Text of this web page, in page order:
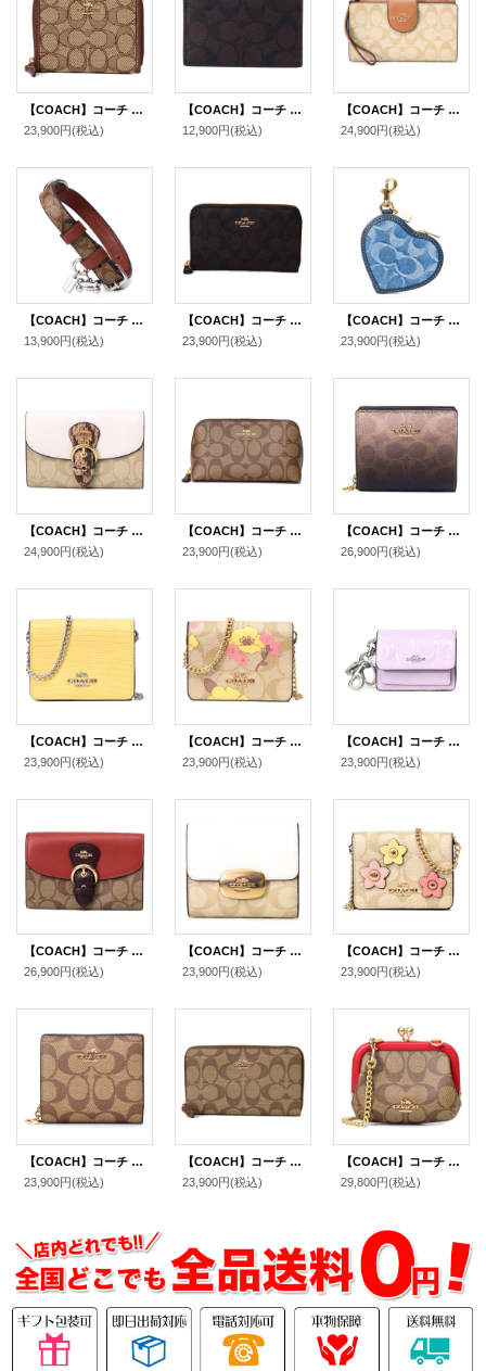
【COACH】コーチ ジャガード レザー シグネチャー ロゴ スモール ジップ アラウンド ウォレット 二つ折り 財布 カーキ×サドルマルチ〔日本未発売〕
23,900円(税込)
【COACH】コーチ コーティングキャンバス レザー シグネチャー ジップ カードケース コインケース 小銭入れ マホガニー×カーキ〔日本未発売〕
12,900円(税込)
【COACH】コーチ コーティングキャンバス レザー シグネチャー カラーブロック フォン iPhone スマホ テック ウォレット リストレット 財布 ライトカーキ×ライトサドル〔日本未発売〕
24,900円(税込)
【COACH】コーチ ドッグカラー キャンバス レザー シグネチャー スモール リーシュ 骨型 チャーム（犬の首輪）専用BOX付き カーキ×サドル〔日本未発売〕
13,900円(税込)
【COACH】コーチ コーティングキャンバス レザー シグネチャー ミディアム ジップ アラウンド ウォレット 財布 ブラウン×ブラック（日本未発売）
23,900円(税込)
【COACH】コーチ キーホルダー デニム レザー シグネチャー ハート型 ポーチ コインケース ドッグリーシュ バッグチャーム インディゴ（日本未発売）
23,900円(税込)
【COACH】コーチ コーティングキャンバス レザー シグネチャー スネーク パイソン クリオ ミディアム ウォレット 二つ折り財布 ライトカーキチャークマルチ（日本未発売）
24,900円(税込)
【COACH】コーチ コーティングキャンパス レザー シグネチャー コスメティック 化粧ポーチ カーキ×サドル（日本未発売）
23,900円(税込)
【COACH】コーチ 財布 二つ折り グラデーション コーティングキャンバス レザー シグネチャー ロゴ チャーム スナップ ウォレット 財布 ブラウン（日本未発売）
26,900円(税込)
【COACH】コーチ リザード レザー 型押し チェーン ロゴ ミニ ウォレット カードケース カードポーチ 定期入れ 名刺入れ ポーチ コインケース 財布 ヘイ（日本未発売）
23,900円(税込)
【COACH】コーチ コーティングキャンバス レザー シグネチャー フラワー 花柄 プリント チェーン ミニ ウォレット カードケース カードポーチ 定期入れ 名刺入れ ポーチ コインケース ライトカーキマルチ〔日本未発売〕
23,900円(税込)
【COACH】コーチ キーホルダー パテントレザー シグネチャー ミニ クレアバッグ ハート チャーム ポーチ 小物入れ キーホルダー バッグチャーム コインケース ライトバイオレット（日本未発売）
23,900円(税込)
【COACH】コーチ コーティングキャンバス レザー シグネチャー クリオ ミディアム ウォレット 二つ折り財布 カーキマルチ（日本未発売）
26,900円(税込)
【COACH】コーチ コーティングキャンバス レザー シグネチャー スモール エライザ ロゴ ウォレット 二つ折り財布 ライトカーキ×チャーク【訳あり】〔日本未発売〕
23,900円(税込)
【COACH】コーチ コーティングキャンバス レザー シグネチャー フラワー アップリケ チェーン ミニ ウォレット カードケース カードポーチ 定期入れ 名刺入れ ポーチ コインケース ライトカーキマルチ〔日本未発売〕
23,900円(税込)
【COACH】コーチ コーティングキャンバス スムースレザー シグネチャー ロゴチャーム スナップ ウォレット 二つ折り 財布 カーキレッドウッド（日本未発売）
23,900円(税込)
【COACH】コーチ コーティングキャンバス シグネチャー ミディアム ジップ アラウンド ウォレット 財布 カーキ×サドル2（日本未発売）
23,900円(税込)
【COACH】コーチ コーティングキャンバス レザー シグネチャー キスロック がま口 ノラ チェーン カードケース ポーチ コインケース 財布 ショルダー バッグ カーキ×エレクトリックレッド（日本未発売）
29,800円(税込)